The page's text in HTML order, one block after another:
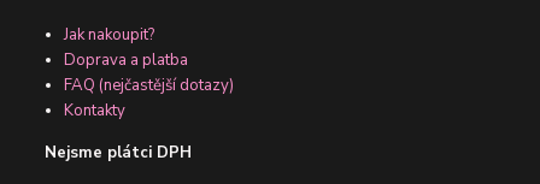
Jak nakoupit?
Doprava a platba
FAQ (nejčastější dotazy)
Kontakty
Nejsme plátci DPH